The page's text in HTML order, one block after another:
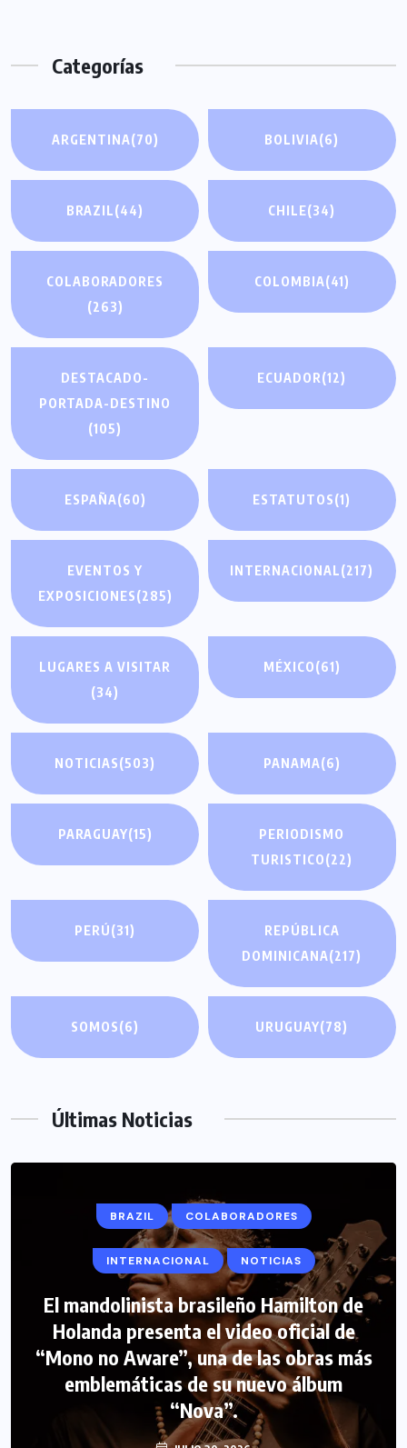
Categorías
ARGENTINA(70) BOLIVIA(6)
BRAZIL(44) CHILE(34)
COLABORADORES
(263)
COLOMBIA(41)
DESTACADO-
PORTADA-DESTINO
(105)
ECUADOR(12)
ESPAÑA(60) ESTATUTOS(1)
EVENTOS Y
EXPOSICIONES(285)
INTERNACIONAL(217)
LUGARES A VISITAR
(34)
MÉXICO(61)
NOTICIAS(503) PANAMA(6)
PARAGUAY(15)
PERIODISMO
TURISTICO(22)
PERÚ(31)
REPÚBLICA
DOMINICANA(217)
SOMOS(6) URUGUAY(78)
Últimas Noticias
BRAZIL COLABORADORES
INTERNACIONAL NOTICIAS
El mandolinista brasileño Hamilton de
Holanda presenta el video oficial de
“Mono no Aware”, una de las obras más
emblemáticas de su nuevo álbum
“Nova”.
COLABORADORES INTERNACIONAL
NOTICIAS PERIODISMO TURISTICO
FIPETUR se solidariza con Venezuela